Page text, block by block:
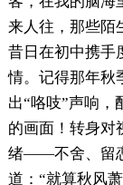
来人往，那些陌
昔日在初中携手
情。记得那年秋
出“咯吱”声响，
的画面！转身对
绪——不舍、留
道：“就算秋风